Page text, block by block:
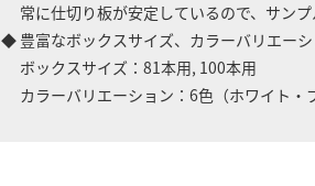
常に仕切り板が安定しているので、サン
◆ 豊富なボックスサイズ、カラーバリエー
ボックスサイズ：81本用, 100本用
カラーバリエーション：6色（ホワイト・